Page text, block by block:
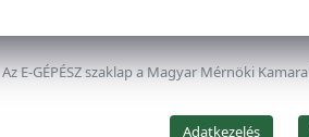
Az E-GÉPÉSZ szaklap a Magyar Mérnöki
Adatkezelés